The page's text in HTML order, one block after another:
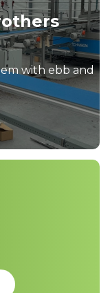
with ebb and